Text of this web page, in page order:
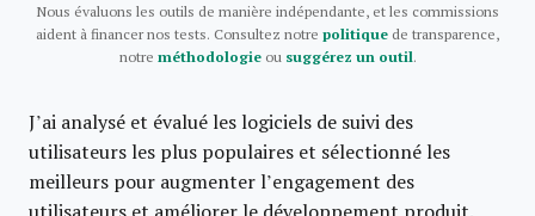
Nous évaluons les outils de manière indépendante, et les commissions
aident à financer nos tests. Consultez notre politique de transparence,
notre méthodologieou suggérez un outil.
J’ai analysé et évalué les logiciels de suivi des
utilisateurs les plus populaires et sélectionné les
meilleurs pour augmenter l’engagement des
utilisateurs et améliorer le développement produit.